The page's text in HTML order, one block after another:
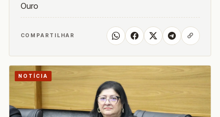
Ouro
COMPARTILHAR
NOTÍCIA